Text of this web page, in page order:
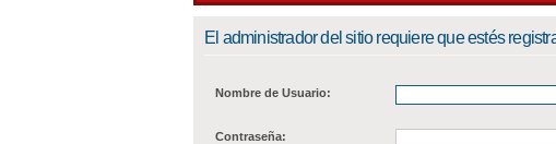
El administrador del sitio requiere que estés
Nombre de Usuario:
Contraseña: